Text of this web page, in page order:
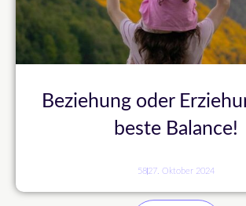
Beziehung oder
beste Balance!
5827. Oktober 2024